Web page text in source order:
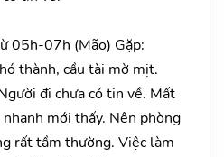
05h-07h (Mão) Gặp:
thành, cầu tài mờ mịt.
đi chưa có tin về. Mất
mới thấy. Nên phòng
rất tầm thường. Việc làm